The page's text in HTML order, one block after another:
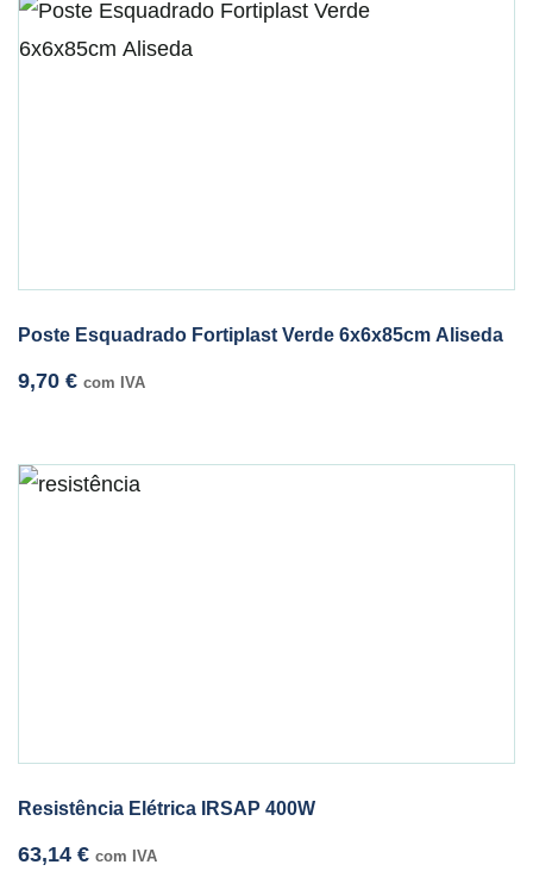
Poste Esquadrado Fortiplast Verde 6x6x85cm Aliseda
9,70 € com IVA
Resistência Elétrica IRSAP 400W
63,14 € com IVA